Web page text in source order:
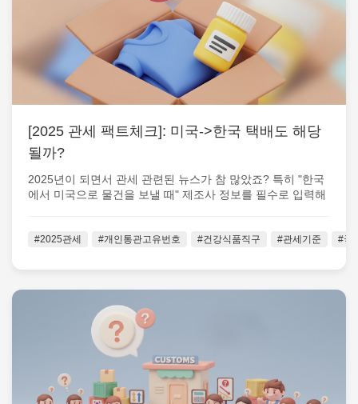
[2025 관세 팩트체크]: 미국->한국 택배도 해당
될까?
2025년이 되면서 관세 관련된 뉴스가 참 많았죠? 특히 "한국
에서 미국으로 물건을 보낼 때" 제조사 정보를 필수로 입력해
#2025관세 #개인통관고유번호 #건강식품직구 #관세기준 #국